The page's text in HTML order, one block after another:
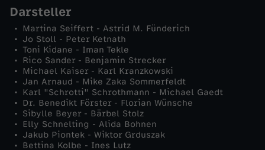
e
s
G
e
s
Darsteller
Martina Seiffert - Astrid M. Fünderich
Jo Stoll - Peter Ketnath
Toni Kidane - Iman Tekle
Rico Sander - Benjamin Strecker
Michael Kaiser - Karl Kranzkowski
Jan Arnaud - Mike Zaka Sommerfeldt
Karl "Schrotti" Schrothmann - Michael Gaedt
Dr. Benedikt Förster - Florian Wünsche
Sibylle Beyer - Bärbel Stolz
Elly Schnelting - Alida Bohnen
Jakub Piontek - Wiktor Grduszak
Bettina Kolbe - Ines Lutz